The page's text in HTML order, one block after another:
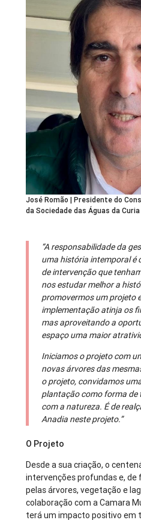
José Romão | Presidente do
da Sociedade das Águas da Curia
“A responsabilidade da
uma história intemporal é
de intervenção que
nos estudar melhor a
promovermos um projeto
implementação atinja os
mas aproveitando a
espaço uma maior
Iniciamos o projeto com
novas árvores das
o projeto, convidamos
plantação como forma
com a natureza. É de
Anadia neste projeto.”
O Projeto
Desde a sua criação, o
intervenções profundas e,
pelas árvores, vegetação e
colaboração com a Camara
terá um impacto positivo em